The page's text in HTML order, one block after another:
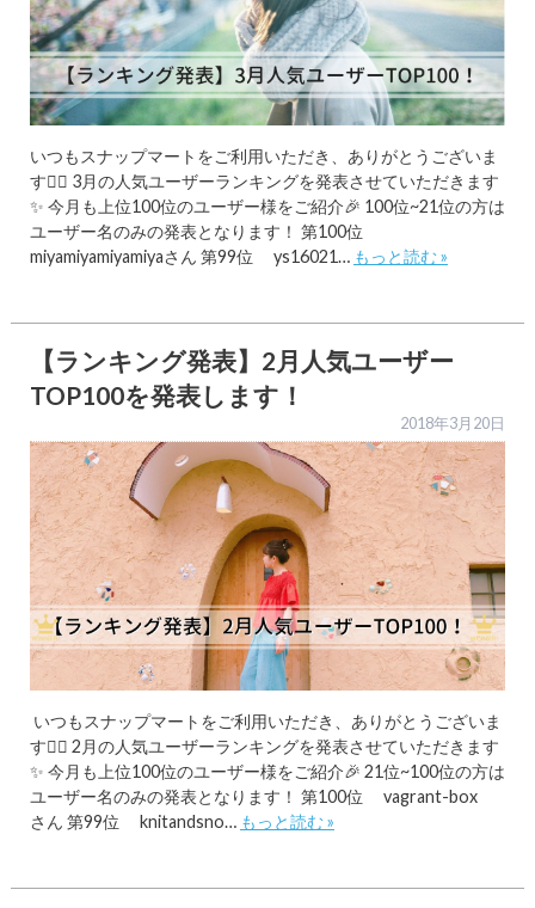
いつもスナップマートをご利用いただき、ありがとうございま
す🙇‍♂️ 3月の人気ユーザーランキングを発表させていただきます
✨ 今月も上位100位のユーザー様をご紹介🎉 100位~21位の方は
ユーザー名のみの発表となります！ 第100位
miyamiyamiyamiyaさん 第99位 ys16021… もっと読む »
【ランキング発表】2月人気ユーザー
TOP100を発表します！
2018年3月20日
いつもスナップマートをご利用いただき、ありがとうございま
す🙇‍♂️ 2月の人気ユーザーランキングを発表させていただきます
✨ 今月も上位100位のユーザー様をご紹介🎉 21位~100位の方は
ユーザー名のみの発表となります！ 第100位 vagrant-box
さん 第99位 knitandsno… もっと読む »